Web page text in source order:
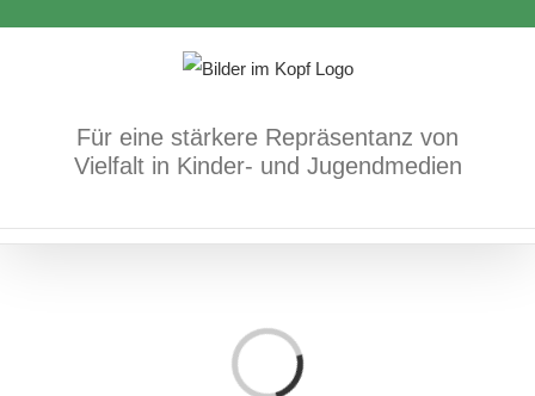
Für eine stärkere Repräsentanz von
Vielfalt in Kinder- und Jugendmedien
Loading...